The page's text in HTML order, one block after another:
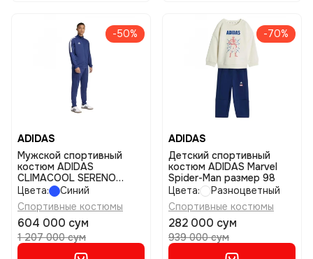
-50%
ADIDAS
Мужской спортивный
костюм ADIDAS
CLIMACOOL SERENO
размер m
Цвета:
Синий
Спортивные костюмы
604 000 сум
1 207 000 сум
-70%
ADIDAS
Детский спортивный
костюм ADIDAS Marvel
Spider-Man размер 98
Цвета:
Разноцветный
Спортивные костюмы
282 000 сум
939 000 сум